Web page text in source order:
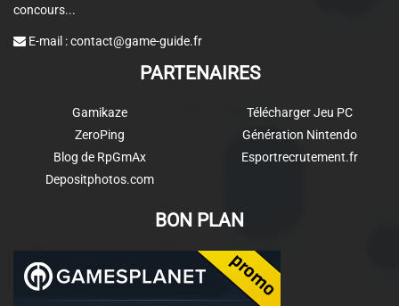
concours...
E-mail :contact@game-guide.fr
PARTENAIRES
Gamikaze
ZeroPing
Blog de RpGmAx
Depositphotos.com
Télécharger Jeu PC
Génération Nintendo
Esportrecrutement.fr
BON PLAN